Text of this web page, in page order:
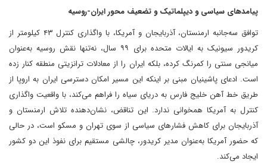
پیامدهای سیاسی و دیپلماتیک و تضعیف محور ایران-روسیه
توافق سه‌جانبه ارمنستان، آذربایجان و آمریکا، با واگذاری کنترل ۴۳ کیلومتر از
کریدور سیونیک به ایالات متحده برای ۹۹ سال، نه‌تنها نقش روسیه به‌عنوان
میانجی سنتی را کمرنگ کرده، بلکه ایران را از معادلات ترانزیتی منطقه کنار زده
است. ادعای پاشینیان مبنی بر اینکه این مسیر امکان دسترسی ایران به اروپا از
طریق خط آهن خلیج فارس به دریای سیاه را فراهم می‌کند، با واقعیت واگذاری
کنترل به آمریکا همخوانی ندارد. این تناقض، نشان‌دهنده تلاش ارمنستان و
آذربایجان برای کاهش فشارهای سیاسی از سوی تهران و مسکو است، در حالی
که حضور آمریکا به‌عنوان مدیر کریدور، چالشی مستقیم برای نفوذ این دو کشور
ایجاد می‌کند.